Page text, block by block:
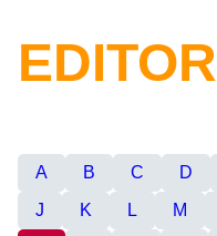
A B C D
J
K L M